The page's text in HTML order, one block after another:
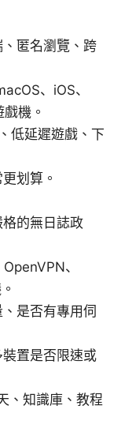
匿名瀏覽、跨
、iOS、
機。
低延遲遊戲、下
划算。
的無日誌政
、
是否有專用伺
置是否限速或
、知識庫、教程